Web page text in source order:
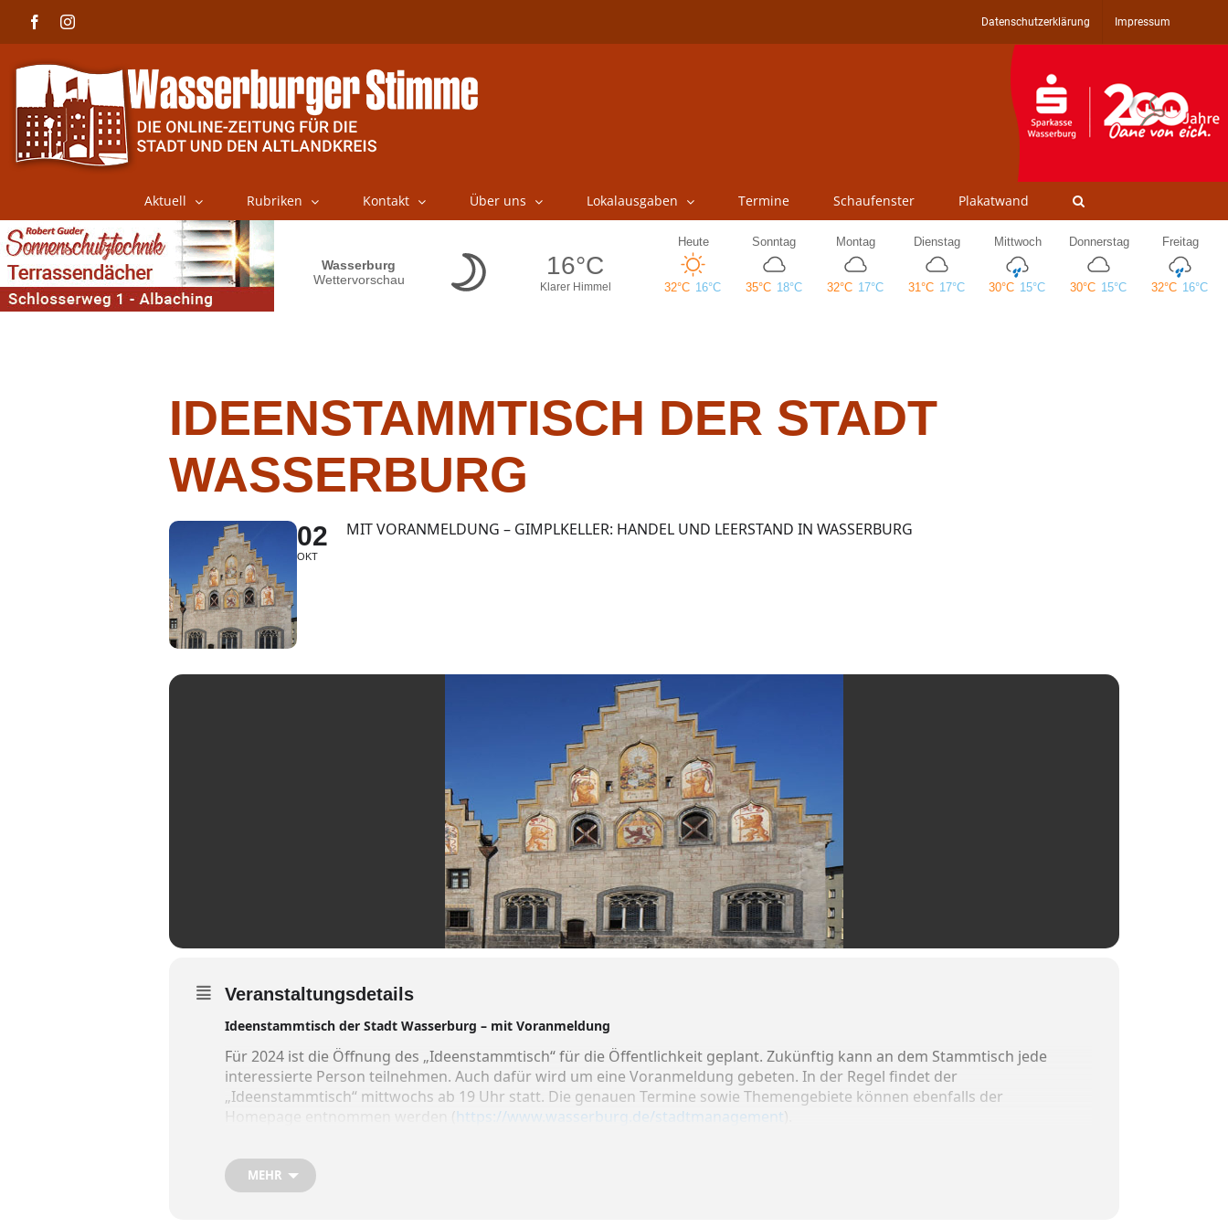
FacebookInstagram Datenschutzerklärung Impressum
Aktuell Rubriken Kontakt Über uns Lokalausgaben Termine Schaufenster Plakatwand
IDEENSTAMMTISCH DER STADT
WASSERBURG
02
OKT
MIT VORANMELDUNG – GIMPLKELLER: HANDEL UND LEERSTAND IN WASSERBURG
Veranstaltungsdetails
Ideenstammtisch der Stadt Wasserburg – mit Voranmeldung
Für 2024 ist die Öffnung des „Ideenstammtisch“ für die Öffentlichkeit geplant. Zukünftig kann an dem Stammtisch jede
interessierte Person teilnehmen. Auch dafür wird um eine Voranmeldung gebeten. In der Regel findet der
„Ideenstammtisch“ mittwochs ab 19 Uhr statt. Die genauen Termine sowie Themengebiete können ebenfalls der
Homepage entnommen werden (https://www.wasserburg.de/stadtmanagement).
Ideenstammtsich 2024 mit folgende derzeit noch unverbindliche Terminen und Themengebiete:
MEHR